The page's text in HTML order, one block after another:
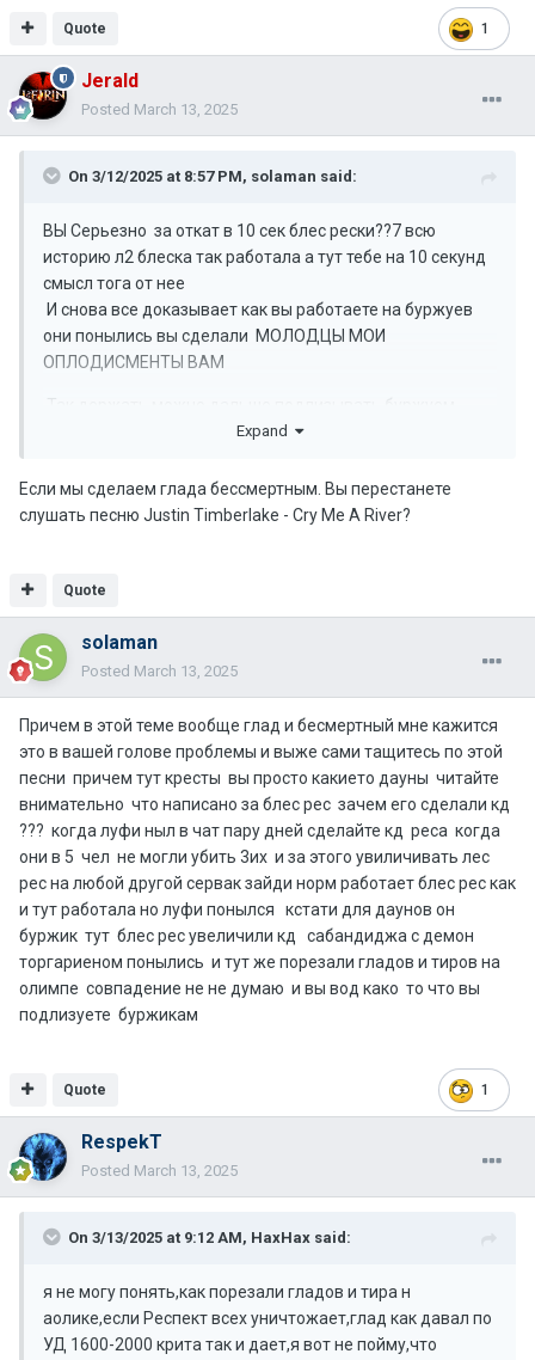
1
Quote
Jerald
Posted March 13, 2025
On 3/12/2025 at 8:57 PM, solaman said:
ВЫ Серьезно за откат в 10 сек блес рески??7 всю
историю л2 блеска так работала а тут тебе на 10 секунд
смысл тога от нее
И снова все доказывает как вы работаете на буржуев
они понылись вы сделали МОЛОДЦЫ МОИ
ОПЛОДИСМЕНТЫ ВАМ
Expand
Если мы сделаем глада бессмертным. Вы перестанете
слушать песню Justin Timberlake - Cry Me A River?
Quote
solaman
Posted March 13, 2025
Причем в этой теме вообще глад и бесмертный мне кажится
это в вашей голове проблемы и выже сами тащитесь по этой
песни причем тут кресты вы просто какието дауны читайте
внимательно что написано за блес рес зачем его сделали кд
??? когда луфи ныл в чат пару дней сделайте кд реса когда
они в 5 чел не могли убить 3их и за этого увиличивать лес
рес на любой другой сервак зайди норм работает блес рес как
и тут работала но луфи понылся кстати для даунов он
буржик тут блес рес увеличили кд сабандиджа с демон
торгариеном понылись и тут же порезали гладов и тиров на
олимпе совпадение не не думаю и вы вод како то что вы
подлизуете буржикам
1
Quote
RespekT
Posted March 13, 2025
On 3/13/2025 at 9:12 AM, НахНах said:
я не могу понять,как порезали гладов и тира н
аолике,если Респект всех уничтожает,глад как давал по
УД 1600-2000 крита так и дает,я вот не пойму,что